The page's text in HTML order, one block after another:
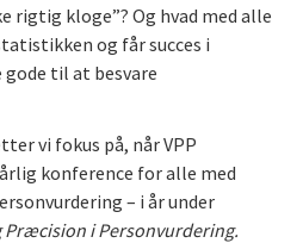
rigtig kloge”? Og hvad med alle
og får succes i
til at besvare
vi fokus på, når VPP
konference for alle med
– i år under
Præcision i Personvurdering.